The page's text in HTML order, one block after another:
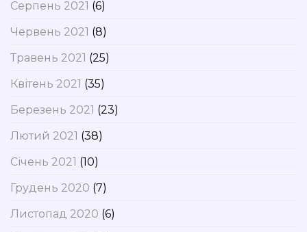
Серпень 2021 (6)
Червень 2021 (8)
Травень 2021 (25)
Квітень 2021 (35)
Березень 2021 (23)
Лютий 2021 (38)
Січень 2021 (10)
Грудень 2020 (7)
Листопад 2020 (6)